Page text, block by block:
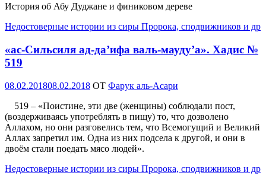
История об Абу Дуджане и финиковом дереве
Недостоверные истории из сиры Пророка, сподвижников и др
«ас-Сильсиля ад-да’ифа валь-мауду’а». Хадис №
519
Опубликовано
08.02.201808.02.2018 OT Фарук аль-Асари
519 – «Поистине, эти две (женщины) соблюдали пост,
(воздерживаясь употреблять в пищу) то, что дозволено
Аллахом, но они разговелись тем, что Всемогущий и Великий
Аллах запретил им. Одна из них подсела к другой, и они в
двоём стали поедать мясо людей».
Недостоверные истории из сиры Пророка, сподвижников и др